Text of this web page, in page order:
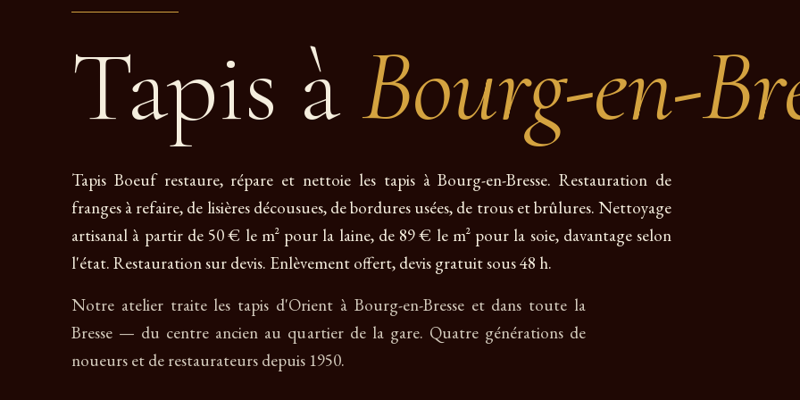
Tapis àBourg-en-
Tapis Boeuf restaure, répare et nettoie les tapis à Bourg-en-Bresse. Restauration de
franges à refaire, de lisières décousues, de bordures usées, de trous et brûlures. Nettoyage
artisanal à partir de 50 € le m² pour la laine, de 89 € le m² pour la soie, davantage selon
l'état. Restauration sur devis. Enlèvement offert, devis gratuit sous 48 h.
Notre atelier traite les tapis d'Orient à Bourg-en-Bresse et dans toute la
Bresse — du centre ancien au quartier de la gare. Quatre générations de
noueurs et de restaurateurs depuis 1950.